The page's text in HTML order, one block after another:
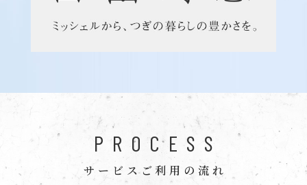
PROCESS
サービスご利用の流れ